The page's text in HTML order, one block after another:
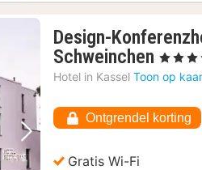
Volgende foto
Design-
Schweinchen 1
nacht
96,54
€
, 4
Hotel in Kassel Toon op
Ontgrendel korting
Gratis Wi-Fi